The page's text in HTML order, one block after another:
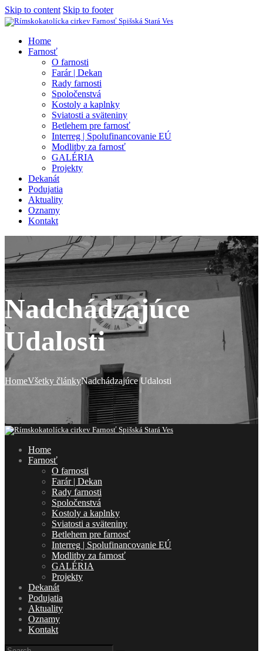
Skip to content Skip to footer
Home
Farnosť
O farnosti
Farár | Dekan
Rady farnosti
Spoločenstvá
Kostoly a kaplnky
Sviatosti a sväteniny
Betlehem pre farnosť
Interreg | Spolufinancovanie EÚ
Modlitby za farnosť
GALÉRIA
Projekty
Dekanát
Podujatia
Aktuality
Oznamy
Kontakt
Nadchádzajúce
Udalosti
HomeVšetky článkyNadchádzajúce Udalosti
Home
Farnosť
O farnosti
Farár | Dekan
Rady farnosti
Spoločenstvá
Kostoly a kaplnky
Sviatosti a sväteniny
Betlehem pre farnosť
Interreg | Spolufinancovanie EÚ
Modlitby za farnosť
GALÉRIA
Projekty
Dekanát
Podujatia
Aktuality
Oznamy
Kontakt